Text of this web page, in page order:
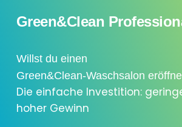
Green&Clean
Willst du einen
Green&Clean-Waschsalon
Die einfache Investition:
hoher Gewinn